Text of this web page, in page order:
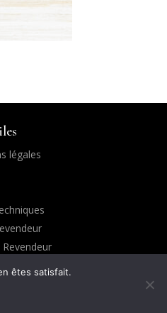
légales
êtes satisfait.